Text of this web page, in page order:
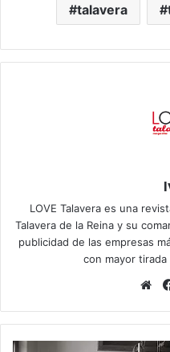
talavera
LOVE Talavera es una
Talavera de la Reina y su
publicidad de las empresas
con mayor
b
D